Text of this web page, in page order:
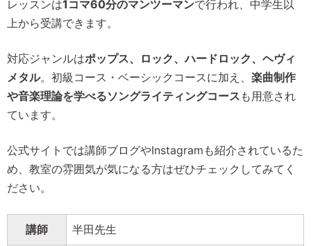
レッスンは1コマ60分のマンツーマンで行われ、中学生以
上から受講できます。
対応ジャンルはポップス、ロック、ハードロック、ヘヴィ
メタル。初級コース・ベーシックコースに加え、 楽曲制作
や音楽理論を学べるソングライティングコース も用意され
ています。
公式サイトでは講師ブログやInstagramも紹介されているた
め、教室の雰囲気が気になる方はぜひチェックしてみてく
ださい。
講師 半田先生